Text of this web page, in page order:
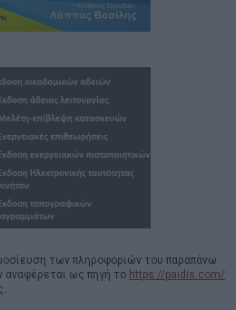
των πληροφοριών του παραπάνω
αναφέρεται ως πηγή το https://paidis.com/